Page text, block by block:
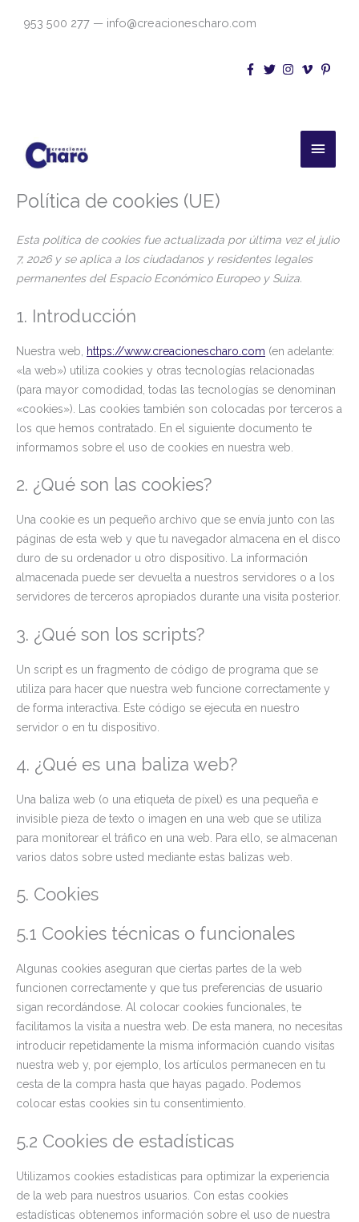
953 500 277 — info@creacionescharo.com
Menú
Política de cookies (UE)
Esta política de cookies fue actualizada por última vez el julio
7, 2026 y se aplica a los ciudadanos y residentes legales
permanentes del Espacio Económico Europeo y Suiza.
1. Introducción
Nuestra web, https://www.creacionescharo.com (en adelante:
«la web») utiliza cookies y otras tecnologías relacionadas
(para mayor comodidad, todas las tecnologías se denominan
«cookies»). Las cookies también son colocadas por terceros a
los que hemos contratado. En el siguiente documento te
informamos sobre el uso de cookies en nuestra web.
2. ¿Qué son las cookies?
Una cookie es un pequeño archivo que se envía junto con las
páginas de esta web y que tu navegador almacena en el disco
duro de su ordenador u otro dispositivo. La información
almacenada puede ser devuelta a nuestros servidores o a los
servidores de terceros apropiados durante una visita posterior.
3. ¿Qué son los scripts?
Un script es un fragmento de código de programa que se
utiliza para hacer que nuestra web funcione correctamente y
de forma interactiva. Este código se ejecuta en nuestro
servidor o en tu dispositivo.
4. ¿Qué es una baliza web?
Una baliza web (o una etiqueta de píxel) es una pequeña e
invisible pieza de texto o imagen en una web que se utiliza
para monitorear el tráfico en una web. Para ello, se almacenan
varios datos sobre usted mediante estas balizas web.
5. Cookies
5.1 Cookies técnicas o funcionales
Algunas cookies aseguran que ciertas partes de la web
funcionen correctamente y que tus preferencias de usuario
sigan recordándose. Al colocar cookies funcionales, te
facilitamos la visita a nuestra web. De esta manera, no necesitas
introducir repetidamente la misma información cuando visitas
nuestra web y, por ejemplo, los artículos permanecen en tu
cesta de la compra hasta que hayas pagado. Podemos
colocar estas cookies sin tu consentimiento.
5.2 Cookies de estadísticas
Utilizamos cookies estadísticas para optimizar la experiencia
de la web para nuestros usuarios. Con estas cookies
estadísticas obtenemos información sobre el uso de nuestra
service
elementor
service
join.chat
service
google-
recaptcha
service
wordpress
service
google-
fonts
service
google-
maps
service
vimeo
service
varios